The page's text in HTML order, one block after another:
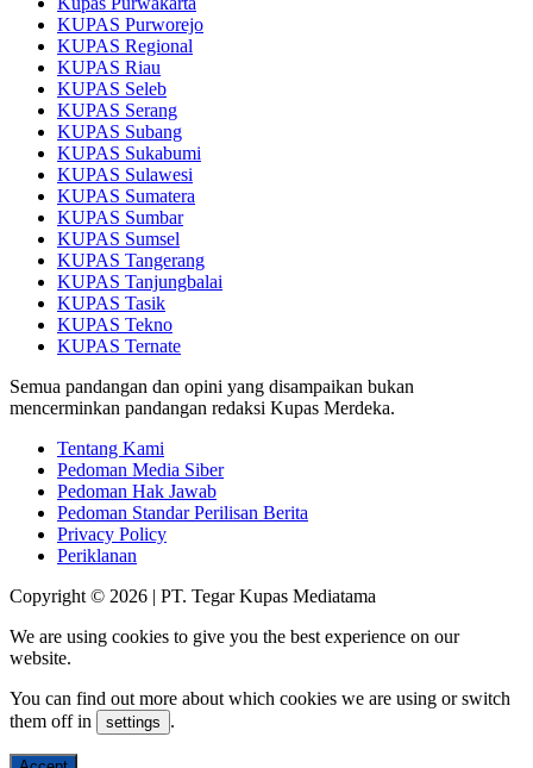
KUPAS Purworejo
KUPAS Regional
KUPAS Riau
KUPAS Seleb
KUPAS Serang
KUPAS Subang
KUPAS Sukabumi
KUPAS Sulawesi
KUPAS Sumatera
KUPAS Sumbar
KUPAS Sumsel
KUPAS Tangerang
KUPAS Tanjungbalai
KUPAS Tasik
KUPAS Tekno
KUPAS Ternate
Semua pandangan dan opini yang disampaikan bukan
mencerminkan pandangan redaksi Kupas Merdeka.
Tentang Kami
Pedoman Media Siber
Pedoman Hak Jawab
Pedoman Standar Perilisan Berita
Privacy Policy
Periklanan
Copyright © 2026 | PT. Tegar Kupas Mediatama
We are using cookies to give you the best experience on our
website.
You can find out more about which cookies we are using or switch
them off in
settings .